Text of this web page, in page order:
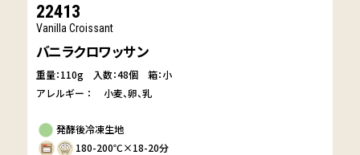
22413
Vanilla Croissant
バニラクロワッサン
重量：110g
入数：48個 箱：小
アレルギー：
小麦 卵 乳
発酵後冷凍生地
180-200℃×18-20分